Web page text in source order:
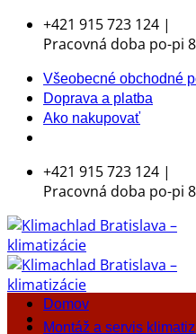
Skip +421 915 723 124 |
Pracovná doba po-pi
Všeobecné obchodné
Doprava a platba
Ako nakupovať
+421 915 723 124 |
Pracovná doba po-pi
Domov
Montáž a servis